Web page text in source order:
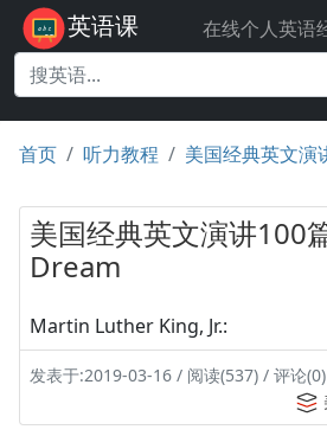
英语课 在线个人英语
首页 听力教程 美国经典英文演
美国经典英文演讲100
Dream
Martin Luther King, Jr.:
发表于:2019-03-16 / 阅读(537) / 评论(0)